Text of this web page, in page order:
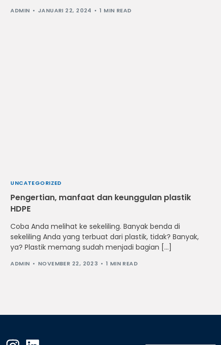
ADMIN JANUARI 22, 2024 1 MIN READ
UNCATEGORIZED
Pengertian, manfaat dan keunggulan plastik
HDPE
Coba Anda melihat ke sekeliling. Banyak benda di
sekeliling Anda yang terbuat dari plastik, tidak? Banyak,
ya? Plastik memang sudah menjadi bagian […]
ADMIN NOVEMBER 22, 2023 1 MIN READ